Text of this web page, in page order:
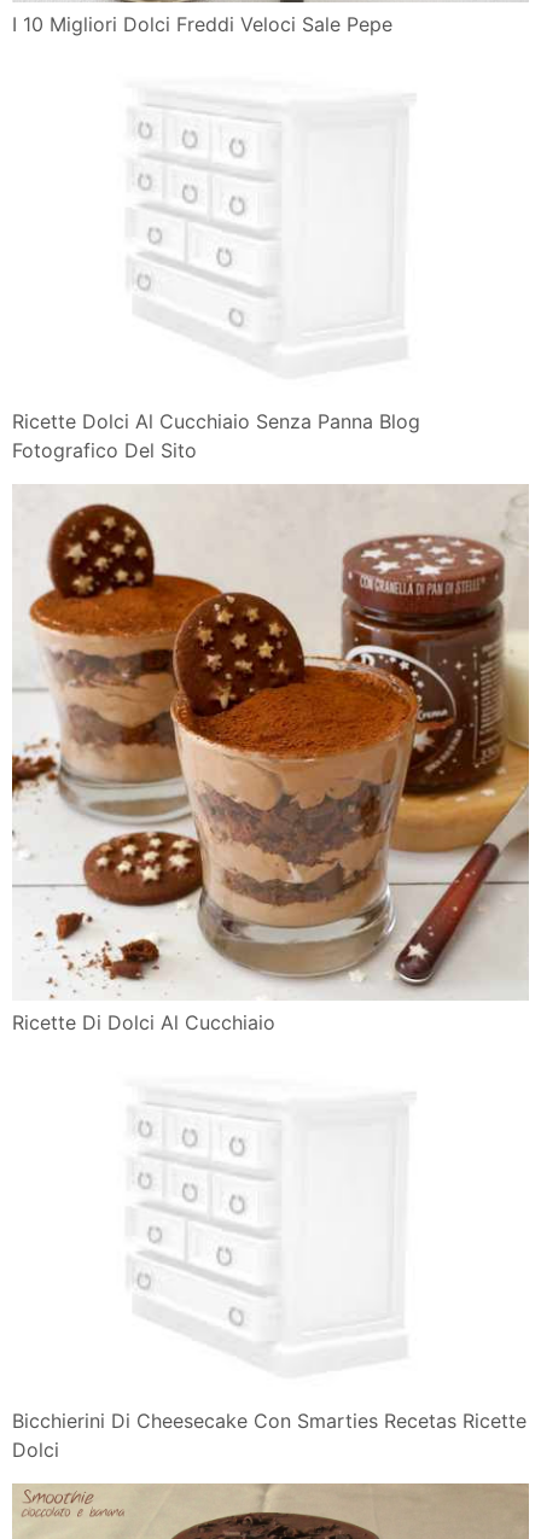
I 10 Migliori Dolci Freddi Veloci Sale Pepe
Ricette Dolci Al Cucchiaio Senza Panna Blog
Fotografico Del Sito
Ricette Di Dolci Al Cucchiaio
Bicchierini Di Cheesecake Con Smarties Recetas Ricette
Dolci